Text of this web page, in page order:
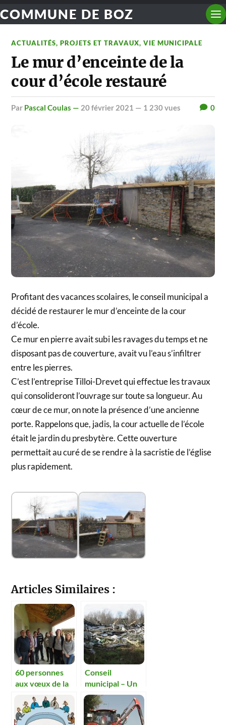
COMMUNE DE BOZ
ACTUALITÉS,PROJETS ET TRAVAUX,VIE MUNICIPALE
Le mur d’enceinte de la
cour d’école restauré
par Pascal Coulas — 20 février 2021 — 1 230 vues 0
Profitant des vacances scolaires, le conseil municipal a
décidé de restaurer le mur d’enceinte de la cour
d’école.
Ce mur en pierre avait subi les ravages du temps et ne
disposant pas de couverture, avait vu l’eau s’infiltrer
entre les pierres.
C’est l’entreprise Tilloi-Drevet qui effectue les travaux
qui consolideront l’ouvrage sur toute sa longueur. Au
cœur de ce mur, on note la présence d’une ancienne
porte. Rappelons que, jadis, la cour actuelle de l’école
était le jardin du presbytère. Cette ouverture
permettait au curé de se rendre à la sacristie de l’église
plus rapidement.
Articles Similaires :
60 personnes
aux vœux de la
municipalité.
Conseil
municipal – Un
espoir pour la
réhabilitation du
site de l’ex-